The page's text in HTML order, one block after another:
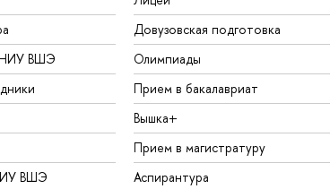
НИУ ВШЭ
ВШЭ
Довузовская подготовка
Олимпиады
Прием в бакалавриат
Вышка+
Прием в магистратуру
Аспирантура